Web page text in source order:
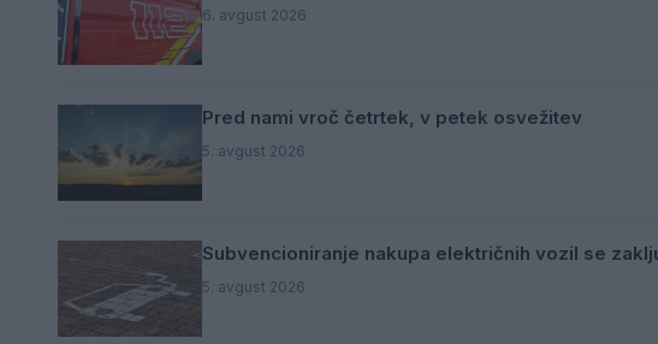
6. avgust 2026
Pred nami vroč četrtek, v petek osvežitev
5. avgust 2026
Subvencioniranje nakupa električnih vozil se
5. avgust 2026